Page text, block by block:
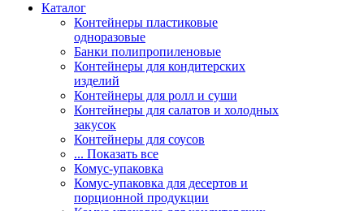
Каталог
Контейнеры пластиковые
одноразовые
Банки полипропиленовые
Контейнеры для кондитерских
изделий
Контейнеры для ролл и суши
Контейнеры для салатов и холодных
закусок
Контейнеры для соусов
... Показать все
Комус-упаковка
Комус-упаковка для десертов и
порционной продукции